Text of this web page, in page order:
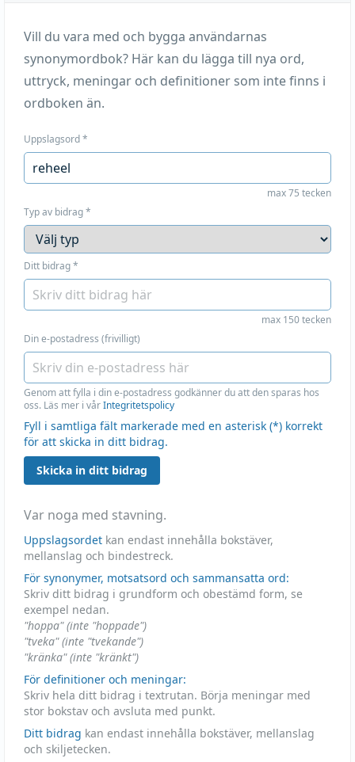
Vill du vara med och bygga användarnas
synonymordbok? Här kan du lägga till nya ord,
uttryck, meningar och definitioner som inte finns i
ordboken än.
Uppslagsord*
max 75 tecken
Typ av bidrag*
Ditt bidrag*
max 150 tecken
Din e-postadress (frivilligt)
Genom att fylla i din e-postadress godkänner du att den sparas hos
oss. Läs mer i vårIntegritetspolicy
Fyll i samtliga fält markerade med en asterisk (*) korrekt
för att skicka in ditt bidrag.
Skicka in ditt bidrag
Var noga med stavning.
Uppslagsordet kan endast innehålla bokstäver,
mellanslag och bindestreck.
För synonymer, motsatsord och sammansatta ord:
Skriv ditt bidrag i grundform och obestämd form, se
exempel nedan.
"hoppa" (inte "hoppade")
"tveka" (inte "tvekande")
"kränka" (inte "kränkt")
För definitioner och meningar:
Skriv hela ditt bidrag i textrutan. Börja meningar med
stor bokstav och avsluta med punkt.
Ditt bidrag kan endast innehålla bokstäver, mellanslag
och skiljetecken.